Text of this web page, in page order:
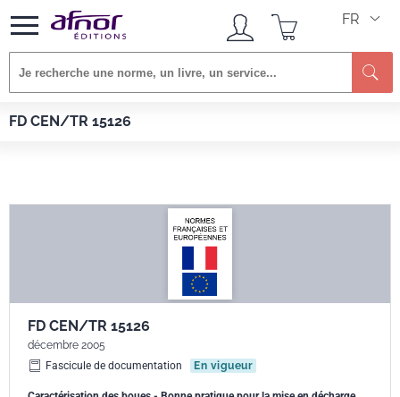
FR
FD CEN/TR 15126
Afnor EDITIONS Normes
FD CEN/TR 15126
décembre 2005
Fascicule de documentation
En vigueur